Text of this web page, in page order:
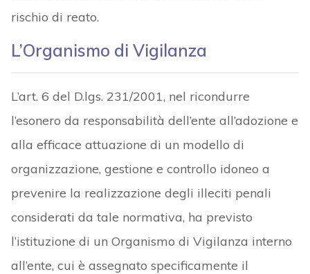
rischio di reato.
L’Organismo di Vigilanza
L’art. 6 del D.lgs. 231/2001, nel ricondurre
l’esonero da responsabilità dell’ente all’adozione e
alla efficace attuazione di un modello di
organizzazione, gestione e controllo idoneo a
prevenire la realizzazione degli illeciti penali
considerati da tale normativa, ha previsto
l’istituzione di un Organismo di Vigilanza interno
all’ente, cui è assegnato specificamente il